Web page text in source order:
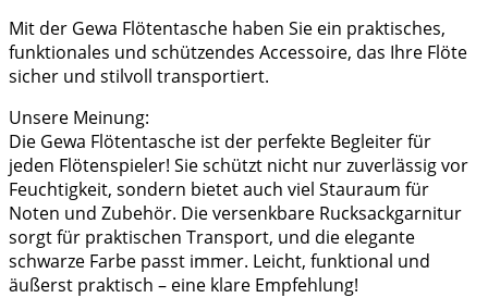
Mit der Gewa Flötentasche haben Sie ein praktisches,
funktionales und schützendes Accessoire, das Ihre Flöte
sicher und stilvoll transportiert.
Unsere Meinung:
Die Gewa Flötentasche ist der perfekte Begleiter für
jeden Flötenspieler! Sie schützt nicht nur zuverlässig vor
Feuchtigkeit, sondern bietet auch viel Stauraum für
Noten und Zubehör. Die versenkbare Rucksackgarnitur
sorgt für praktischen Transport, und die elegante
schwarze Farbe passt immer. Leicht, funktional und
äußerst praktisch – eine klare Empfehlung!